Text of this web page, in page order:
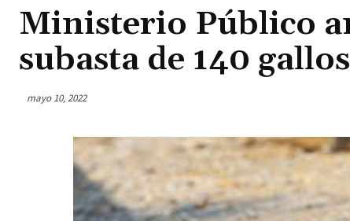
Ministerio Público
subasta de 140
mayo 10, 2022